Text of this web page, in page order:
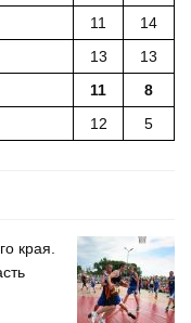
– бронзовые
БОЛЬШОЙ АЛТАЙ
«Большой Алтай.
ПЛАВАНИЕ В ХОЛОДНОЙ ВОДЕ
Команда
11
14
13
13
11
8
12
5
края.